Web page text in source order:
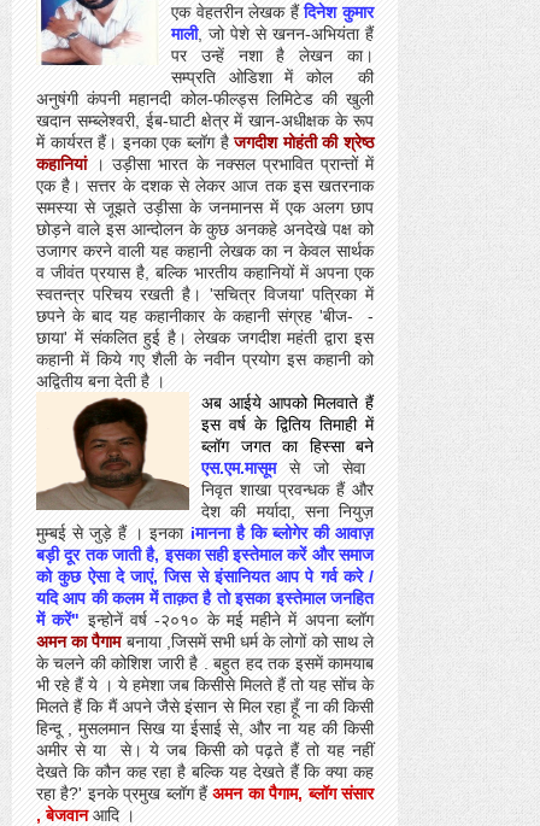
एक वेहतरीन लेखक हैंदिनेश कुमार
माली, जो पेशे से खनन-अभियंता हैं
पर उन्हें नशा है लेखन का।
सम्प्रति ओडिशा में कोल
की
अनुषंगी कंपनी महानदी कोल-फील्ड्स लिमिटेड की खुली
खदान सम्ब्लेश्वरी, ईब-घाटी क्षेत्र में खान-अधीक्षक के रूप
में कार्यरत हैं। इनका एक ब्लॉग हैजगदीश मोहंती की श्रेष्ठ
कहानियां
। उड़ीसा भारत के नक्सल प्रभावित प्रान्तों में
एक है। सत्तर के दशक से लेकर आज तक इस खतरनाक
समस्या से जूझते उड़ीसा के जनमानस में एक अलग छाप
छोड़ने वाले इस आन्दोलन के कुछ अनकहे अनदेखे पक्ष को
उजागर करने वाली यह कहानी लेखक का न केवल सार्थक
व जीवंत प्रयास है, बल्कि भारतीय कहानियों में अपना एक
स्वतन्त्र परिचय रखती है। 'सचित्र विजया' पत्रिका में
छपने के बाद यह कहानीकार के कहानी संग्रह 'बीज-
-
छाया' में संकलित हुई है। लेखक जगदीश महंती द्वारा इस
कहानी में किये गए शैली के नवीन प्रयोग इस कहानी को
अद्वितीय बना देती है ।
अब आईये आपको मिलवाते हैं
इस वर्ष के द्वितिय तिमाही में
ब्लॉग जगत का हिस्सा बने
एस.एम.मासूमसे जो सेवा
निवृत शाखा प्रवन्धक हैं और
देश की मर्यादा, सना नियुज़
मुम्बई से जुड़े हैं । इनका iमानना है कि ब्लोगेर की आवाज़
बड़ी दूर तक जाती है, इसका सही इस्तेमाल करें और समाज
को कुछ ऐसा दे जाएं, जिस से इंसानियत आप पे गर्व करे /
यदि आप की कलम में ताक़त है तो इसका इस्तेमाल जनहित
में करें" इन्होनें वर्ष -२०१० के मई महीने में अपना ब्लॉग
अमन का पैगाम बनाया ,जिसमें सभी धर्म के लोगों को साथ ले
के चलने की कोशिश जारी है . बहुत हद तक इसमें कामयाब
भी रहे हैं ये । ये हमेशा जब किसीसे मिलते हैं तो यह सोंच के
मिलते हैं कि मैं अपने जैसे इंसान से मिल रहा हूँ ना की किसी
हिन्दू , मुसलमान सिख या ईसाई से, और ना यह की किसी
अमीर से या
से। ये जब किसी को पढ़ते हैं तो यह नहीं
देखते कि कौन कह रहा है बल्कि यह देखते हैं कि क्या कह
रहा है?' इनके प्रमुख ब्लॉग हैंअमन का पैगाम,ब्लॉग संसार
,बेजवानआदि ।